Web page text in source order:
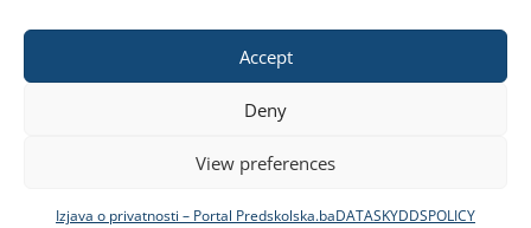
Accept
Deny
View preferences
Izjava o privatnosti – Portal Predskolska.baDATASKYDDSPOLICY